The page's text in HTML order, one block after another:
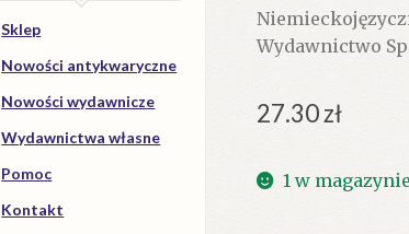
Wydawnictwo
27.30zł
1 w magazynie
Sklep
Nowości antykwaryczne
Nowości wydawnicze
Wydawnictwa własne
Pomoc
Kontakt